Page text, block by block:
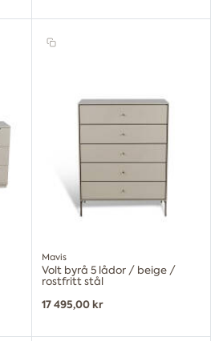
Mavis
Volt byrå 5 lådor / beige /
rostfritt stål
17 495,00 kr